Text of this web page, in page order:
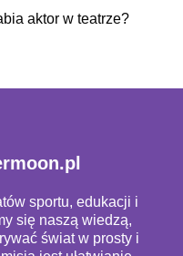
aktor w teatrze?
sportu, edukacji i
się naszą wiedzą,
świat w prosty i